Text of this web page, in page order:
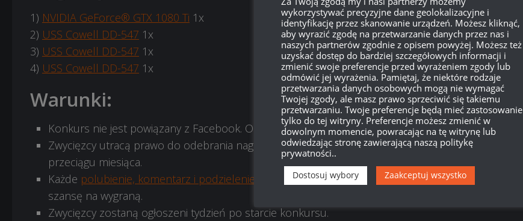
1) NVIDIA GeForce® GTX 1080 Ti 1x
2) USS Cowell DD-547 1x
3) USS Cowell DD-547 1x
4) USS Cowell DD-547 1x
Warunki:
Konkurs nie jest powiązany z Facebook. Organizatorem jest zespół War Thunder.
Zwycięzcy utracą prawo do odebrania nagród jeśli nie podadzą danych kontaktowych w
przeciągu miesiąca.
Każde polubienie, komentarz i podzielenie się
(udostępnienie jest dobrowolne) zwiększa
szansę na wygraną.
Zwycięzcy zostaną ogłoszeni tydzień po starcie konkursu.
wykorzystywać precyzyjne dane geolokalizacyjne i
identyfikację przez skanowanie urządzeń. Możesz kliknąć,
aby wyrazić zgodę na przetwarzanie danych przez nas i
naszych partnerów zgodnie z opisem powyżej. Możesz też
uzyskać dostęp do bardziej szczegółowych informacji i
zmienić swoje preferencje przed wyrażeniem zgody lub
odmówić jej wyrażenia. Pamiętaj, że niektóre rodzaje
przetwarzania danych osobowych mogą nie wymagać
Twojej zgody, ale masz prawo sprzeciwić się takiemu
przetwarzaniu. Twoje preferencje będą mieć zastosowanie
tylko do tej witryny. Preferencje możesz zmienić w
dowolnym momencie, powracając na tę witrynę lub
odwiedzając stronę zawierającą naszą politykę
prywatności..
Dostosuj wybory Zaakceptuj wszystko